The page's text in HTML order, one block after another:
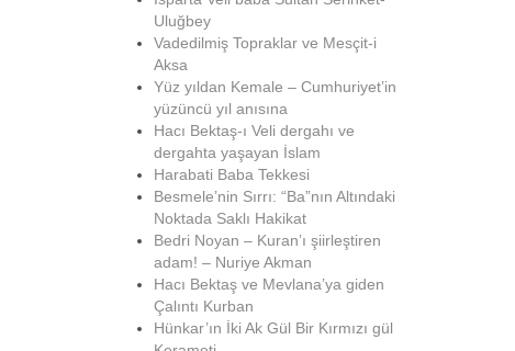
Uluğbey
Vadedilmiş Topraklar ve Mesçit-i
Aksa
Yüz yıldan Kemale – Cumhuriyet’in
yüzüncü yıl anısına
Hacı Bektaş-ı Veli dergahı ve
dergahta yaşayan İslam
Harabati Baba Tekkesi
Besmele’nin Sırrı: “Ba”nın Altındaki
Noktada Saklı Hakikat
Bedri Noyan – Kuran’ı şiirleştiren
adam! – Nuriye Akman
Hacı Bektaş ve Mevlana’ya giden
Çalıntı Kurban
Hünkar’ın İki Ak Gül Bir Kırmızı gül